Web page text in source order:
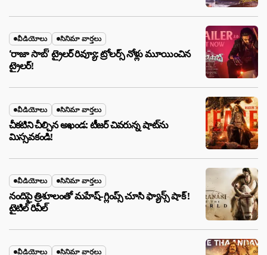
వీడియోలు సినిమా వార్తలు
‘రాజా సాబ్’ ట్రైలర్ రివ్యూ: ట్రోలర్స్ నోళ్లు మూయించిన
ట్రైలర్!
వీడియోలు సినిమా వార్తలు
చీకటిని చీల్చిన అఖండ: టీజర్ చివరున్న షాట్‌ను
మిస్సవకండి!
వీడియోలు సినిమా వార్తలు
నందిపై త్రిశూలంతో మహేష్-గ్లింప్స్ చూసి ఫ్యాన్స్ షాక్ !
టైటిల్ రివీల్
వీడియోలు సినిమా వార్తలు